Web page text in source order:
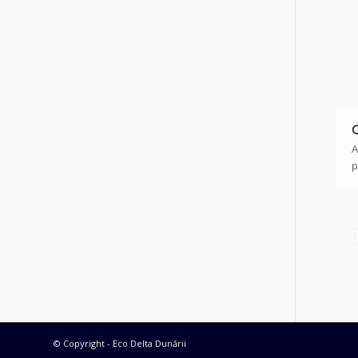
© Copyright - Eco Delta Dunării